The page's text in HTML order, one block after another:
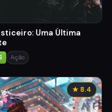
Uma Última
Ação
★ 8.4